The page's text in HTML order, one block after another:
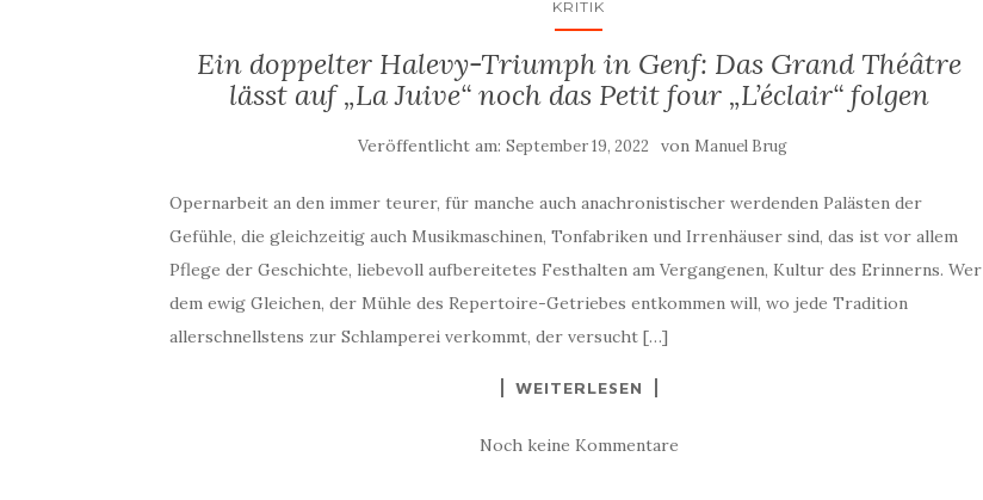
KRITIK
Ein doppelter Halevy-Triumph in Genf: Das Grand Théâtre
lässt auf „La Juive“ noch das Petit four „L’éclair“ folgen
Veröffentlicht am:September 19, 2022 von Manuel Brug
Opernarbeit an den immer teurer, für manche auch anachronistischer werdenden Palästen der
Gefühle, die gleichzeitig auch Musikmaschinen, Tonfabriken und Irrenhäuser sind, das ist vor allem
Pflege der Geschichte, liebevoll aufbereitetes Festhalten am Vergangenen, Kultur des Erinnerns. Wer
dem ewig Gleichen, der Mühle des Repertoire-Getriebes entkommen will, wo jede Tradition
allerschnellstens zur Schlamperei verkommt, der versucht […]
WEITERLESEN
Noch keine Kommentare